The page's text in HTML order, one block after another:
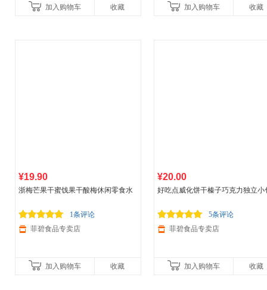
加入购物车 收藏 加入购物车 收藏
¥19.90
浙梅芒果干蜜饯果干酸梅休闲零食水
1条评论
菲碧食品专卖店
加入购物车 收藏
¥20.00
好吃点威化饼干榛子巧克力独立小
味
5条评论
菲碧食品专卖店
加入购物车 收藏